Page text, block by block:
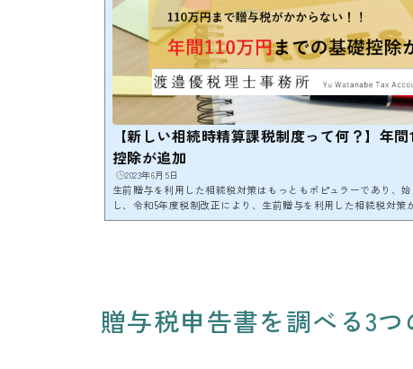
【新しい相続時精算課税制度って何？】年
控除が追加
2023年6月5日
生前贈与を利用した相続税対策はもっともポピュラーであり、
し、令和5年度税制改正により、生前贈与を利用した相続税対策
しています。 税制改正により「相続時精算課税制度に創設され
贈与税申告書を調べる3つ